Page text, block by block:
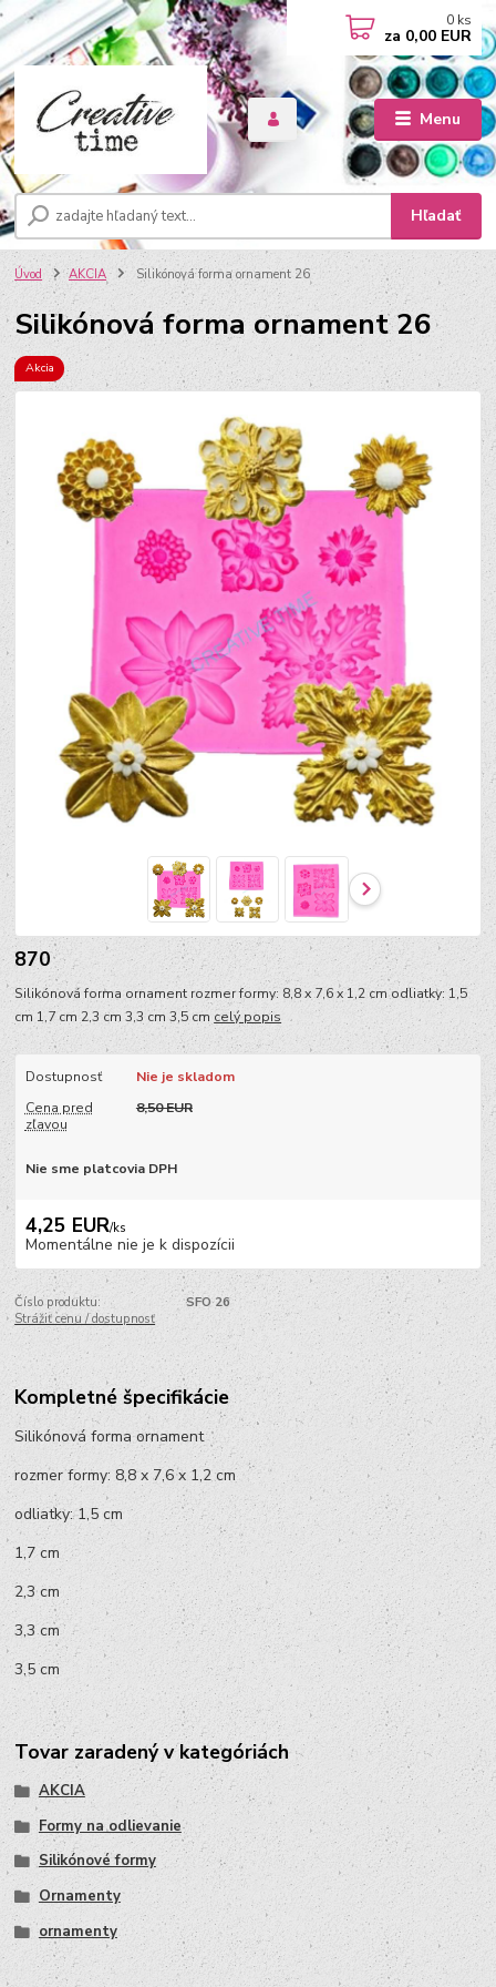
Menu
Hľadať
0 ks
za 0,00 EUR
Úvod AKCIA Silikónová forma ornament 26
Silikónová forma ornament 26
Akcia
870
Silikónová forma ornament rozmer formy: 8,8 x 7,6 x 1,2 cm odliatky: 1,5
cm 1,7 cm 2,3 cm 3,3 cm 3,5 cm celý popis
Dostupnosť
Nie je skladom
Cena pred
zľavou
8,50 EUR
Nie sme platcovia DPH
4,25 EUR/ks
Momentálne nie je k dispozícii
Číslo produktu:
SFO 26
Strážiť cenu / dostupnosť
Kompletné špecifikácie
Silikónová forma ornament
rozmer formy: 8,8 x 7,6 x 1,2 cm
odliatky: 1,5 cm
1,7 cm
2,3 cm
3,3 cm
3,5 cm
Tovar zaradený v kategóriách
AKCIA
Formy na odlievanie
Silikónové formy
Ornamenty
ornamenty